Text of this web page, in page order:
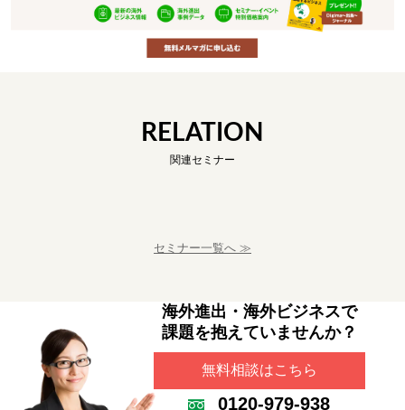
RELATION
関連セミナー
セミナー一覧へ ≫
海外進出・海外ビジネスで
課題を抱えていませんか？
無料相談はこちら
0120-979-938